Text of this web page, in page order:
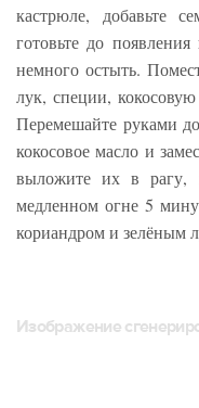
кастрюле, добавьте
готовьте до
немного остыть.
лук, специи,
Перемешайте руками
кокосовое масло и
выложите их в рагу,
медленном огне 5
кориандром и зелёным
Изображение